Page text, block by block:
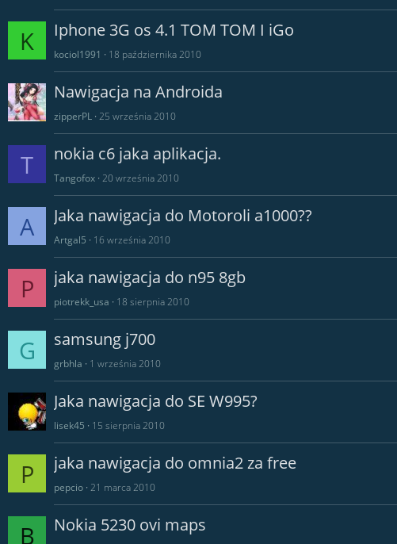
K
Iphone 3G os 4.1 TOM TOM I iGo
kociol1991 18 października 2010
Nawigacja na Androida
zipperPL 25 września 2010
T nokia c6 jaka aplikacja.
Tangofox 20 września 2010
A
Jaka nawigacja do Motoroli a1000??
Artgal5 16 września 2010
P
jaka nawigacja do n95 8gb
piotrekk_usa 18 sierpnia 2010
G
samsung j700
grbhla 1 września 2010
Jaka nawigacja do SE W995?
lisek45 15 sierpnia 2010
P jaka nawigacja do omnia2 za free
pepcio 21 marca 2010
B
Nokia 5230 ovi maps